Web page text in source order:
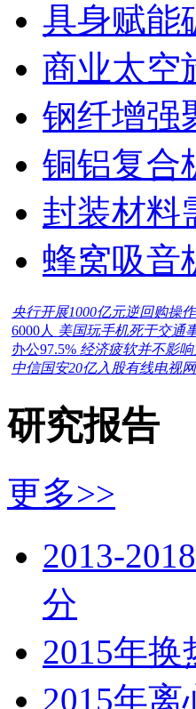
具身赋能
商业太空
钢纤增强
铜铝复合
封装材料
蜂窝吸音
央行开展1000亿元逆回购操
6000人 美国玩手机死于交通
办公97.5% 经济疲软并不影
中信国安20亿入股有线电视
研究报告
更多>>
2013-
分
2015年
2015年